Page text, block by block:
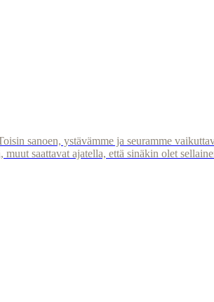
sanoen, ystävämme ja seuramme
saattavat ajatella, että sinäkin olet